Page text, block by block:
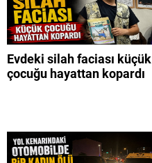
Evdeki silah faciası küçük
çocuğu hayattan kopardı